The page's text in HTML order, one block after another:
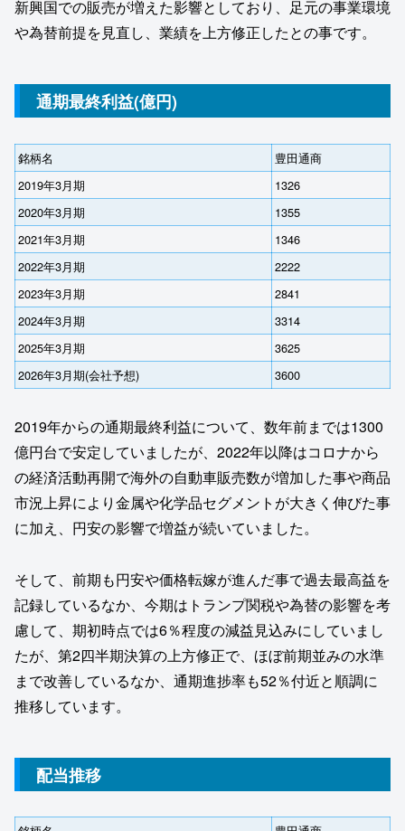
新興国での販売が増えた影響としており、足元の事業環境
や為替前提を見直し、業績を上方修正したとの事です。
通期最終利益(億円)
銘柄名
豊田通商
2019年3月期
1326
2020年3月期
1355
2021年3月期
1346
2022年3月期
2222
2023年3月期
2841
2024年3月期
3314
2025年3月期
3625
2026年3月期(会社予想)
3600
2019年からの通期最終利益について、数年前までは1300
億円台で安定していましたが、2022年以降はコロナから
の経済活動再開で海外の自動車販売数が増加した事や商品
市況上昇により金属や化学品セグメントが大きく伸びた事
に加え、円安の影響で増益が続いていました。
そして、前期も円安や価格転嫁が進んだ事で過去最高益を
記録しているなか、今期はトランプ関税や為替の影響を考
慮して、期初時点では6％程度の減益見込みにしていまし
たが、第2四半期決算の上方修正で、ほぼ前期並みの水準
まで改善しているなか、通期進捗率も52％付近と順調に
推移しています。
配当推移